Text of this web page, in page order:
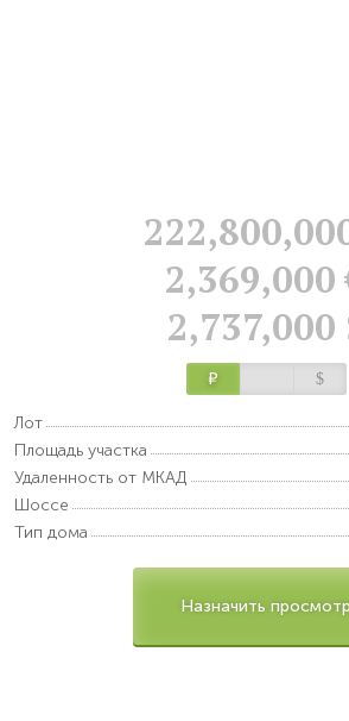
2,369,000
2,737,000
Р $
Лот
Площадь участка
Удаленность от МКАД
Шоссе
Тип дома
Назначить просмотр